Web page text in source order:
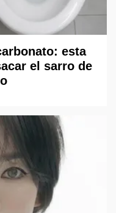
esta
el sarro de